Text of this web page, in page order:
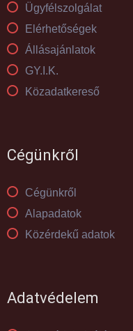
Ügyfélszolgálat
Elérhetőségek
Állásajánlatok
GY.I.K.
Közadatkereső
Cégünkről
Cégünkről
Alapadatok
Közérdekű adatok
Adatvédelem